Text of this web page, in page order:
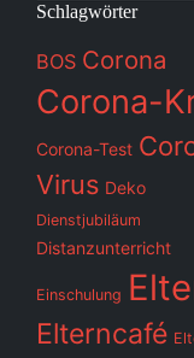
Schlagwörter
BOS Corona
Corona-
Corona-Test
Virus Deko
Dienstjubiläum
Distanzunterricht
Einschulung
Elterncafé